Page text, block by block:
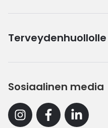
Terveydenhuollolle
Sosiaalinen media
InstagramFacebookLinkedin